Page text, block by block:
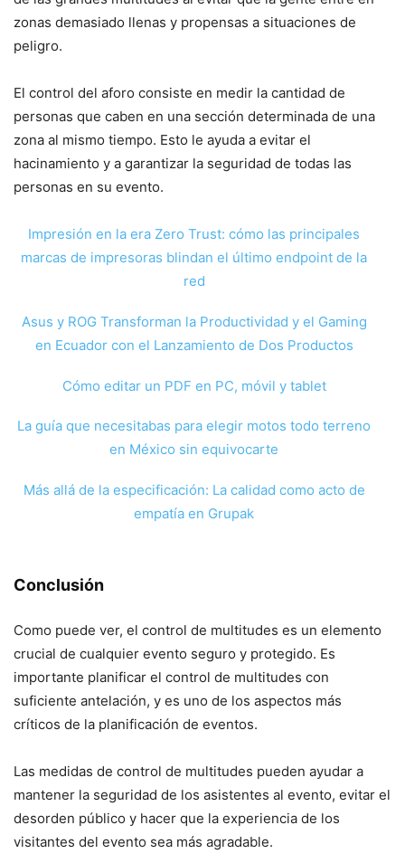
zonas demasiado llenas y propensas a situaciones de
peligro.
El control del aforo consiste en medir la cantidad de
personas que caben en una sección determinada de una
zona al mismo tiempo. Esto le ayuda a evitar el
hacinamiento y a garantizar la seguridad de todas las
personas en su evento.
Impresión en la era Zero Trust: cómo las principales
marcas de impresoras blindan el último endpoint de la
red
Asus y ROG Transforman la Productividad y el Gaming
en Ecuador con el Lanzamiento de Dos Productos
Cómo editar un PDF en PC, móvil y tablet
La guía que necesitabas para elegir motos todo terreno
en México sin equivocarte
Más allá de la especificación: La calidad como acto de
empatía en Grupak
Conclusión
Como puede ver, el control de multitudes es un elemento
crucial de cualquier evento seguro y protegido. Es
importante planificar el control de multitudes con
suficiente antelación, y es uno de los aspectos más
críticos de la planificación de eventos.
Las medidas de control de multitudes pueden ayudar a
mantener la seguridad de los asistentes al evento, evitar el
desorden público y hacer que la experiencia de los
visitantes del evento sea más agradable.